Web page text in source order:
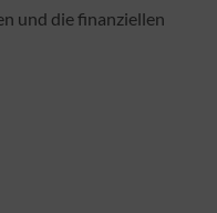
und die finanziellen